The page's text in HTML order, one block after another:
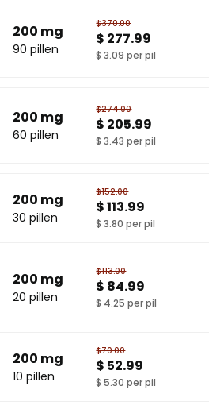
200 mg
90 pillen
$370.00
$ 277.99
$ 3.09 per pil
200 mg
60 pillen
$274.00
$ 205.99
$ 3.43 per pil
200 mg
30 pillen
$152.00
$ 113.99
$ 3.80 per pil
200 mg
20 pillen
$113.00
$ 84.99
$ 4.25 per pil
200 mg
10 pillen
$70.00
$ 52.99
$ 5.30 per pil